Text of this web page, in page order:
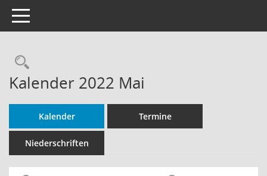
Toggle navigation
Rechercheauswahl
Kalender 2022 Mai
Kalender Termine
Niederschriften